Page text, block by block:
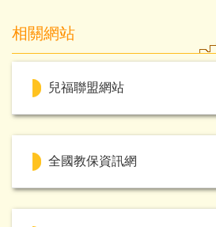
相關網站
兒福聯盟網站
全國教保資訊網